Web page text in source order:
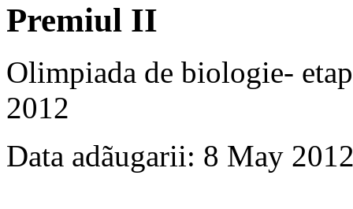
Premiul II
Olimpiada de biologie-
2012
Data adãugarii: 8 May